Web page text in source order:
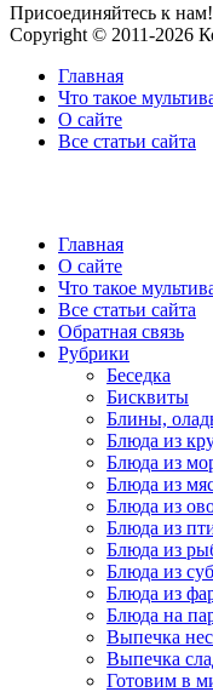
Присоединяйтесь к нам!
Copyright © 2011-2026
Главная
Что такое
О сайте
Все статьи сайта
Главная
О сайте
Что такое
Все статьи сайта
Обратная связь
Рубрики
Беседка
Бисквиты
Блины,
Блюда из
Блюда из
Блюда из
Блюда из
Блюда из
Блюда из
Блюда из
Блюда из
Блюда на
Выпечка
Выпечка
Готовим в